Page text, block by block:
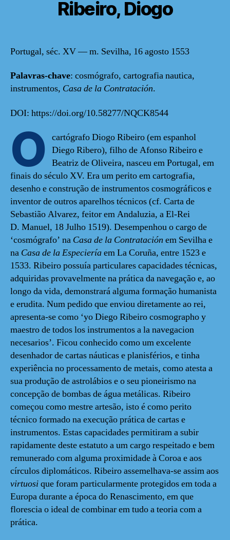
Ribeiro, Diogo
Portugal, séc. XV — m. Sevilha, 16 agosto 1553
Palavras-chave: cosmógrafo, cartografia nautica,
instrumentos, Casa de la Contratación.
DOI: https://doi.org/10.58277/NQCK8544
O cartógrafo Diogo Ribeiro (em espanhol
Diego Ribero), filho de Afonso Ribeiro e
Beatriz de Oliveira, nasceu em Portugal, em
finais do século XV. Era um perito em cartografia,
desenho e construção de instrumentos cosmográficos e
inventor de outros aparelhos técnicos (cf. Carta de
Sebastião Alvarez, feitor em Andaluzia, a El-Rei
D. Manuel, 18 Julho 1519). Desempenhou o cargo de
‘cosmógrafo’ na Casa de la Contratación em Sevilha e
na Casa de la Especieríaem La Coruña, entre 1523 e
1533. Ribeiro possuía particulares capacidades técnicas,
adquiridas provavelmente na prática da navegação e, ao
longo da vida, demonstrará alguma formação humanista
e erudita. Num pedido que enviou diretamente ao rei,
apresenta-se como ‘yo Diego Ribeiro cosmographo y
maestro de todos los instrumentos a la navegacion
necesarios’. Ficou conhecido como um excelente
desenhador de cartas náuticas e planisférios, e tinha
experiência no processamento de metais, como atesta a
sua produção de astrolábios e o seu pioneirismo na
concepção de bombas de água metálicas. Ribeiro
começou como mestre artesão, isto é como perito
técnico formado na execução prática de cartas e
instrumentos. Estas capacidades permitiram a subir
rapidamente deste estatuto a um cargo respeitado e bem
remunerado com alguma proximidade à Coroa e aos
círculos diplomáticos. Ribeiro assemelhava-se assim aos
virtuosique foram particularmente protegidos em toda a
Europa durante a época do Renascimento, em que
florescia o ideal de combinar em tudo a teoria com a
prática.